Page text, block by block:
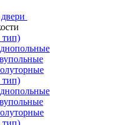
тип)
тип)
тип)